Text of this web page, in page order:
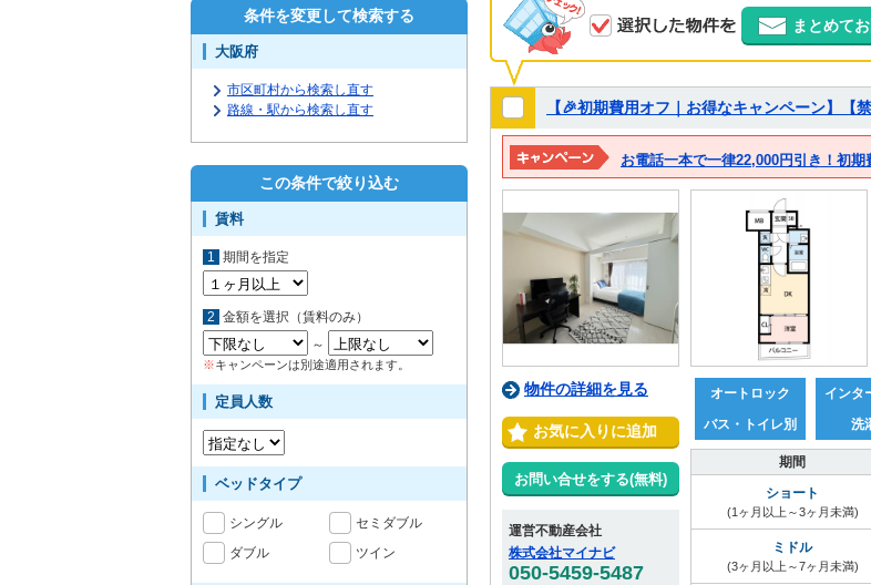
まとめて
【🎉初期費用オフ｜お得なキャンペーン】
お電話一本で一律22,000円引き！初
物件の詳細を見る
お気に入りに追加
お問い合せをする(無料)
運営不動産会社
株式会社マイナビ
050-5459-5487
オートロック インタ
バス・トイレ別
洗
期間
ショート
(1ヶ月以上～3ヶ月未満)
ミドル
(3ヶ月以上～7ヶ月未満)
条件を変更して検索する
大阪府
市区町村から検索し直す
路線・駅から検索し直す
この条件で絞り込む
賃料
1 期間を指定
2 金額を選択（賃料のみ）
～
※キャンペーンは別途適用されます。
定員人数
ベッドタイプ
シングル
セミダブル
ダブル
ツイン